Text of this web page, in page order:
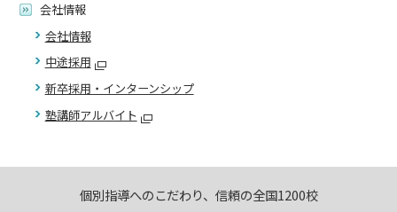
会社情報
会社情報
中途採用
新卒採用・インターンシップ
塾講師アルバイト
個別指導へのこだわり、信頼の全国1200校